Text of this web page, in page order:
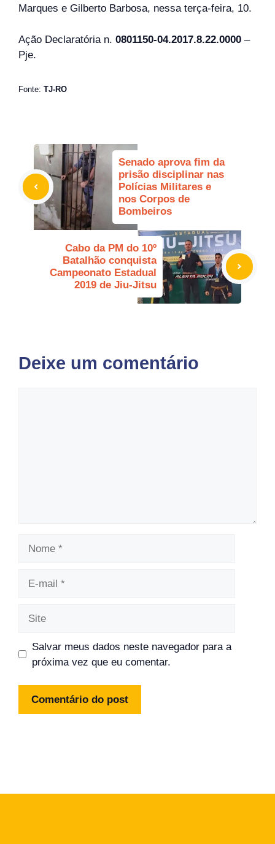
Marques e Gilberto Barbosa, nessa terça-feira, 10.
Ação Declaratória n. 0801150-04.2017.8.22.0000 –
Pje.
Fonte: TJ-RO
Senado aprova fim da
prisão disciplinar nas
Polícias Militares e
nos Corpos de
Bombeiros
Cabo da PM do 10º
Batalhão conquista
Campeonato Estadual
2019 de Jiu-Jitsu
Deixe um comentário
Salvar meus dados neste navegador para a
próxima vez que eu comentar.